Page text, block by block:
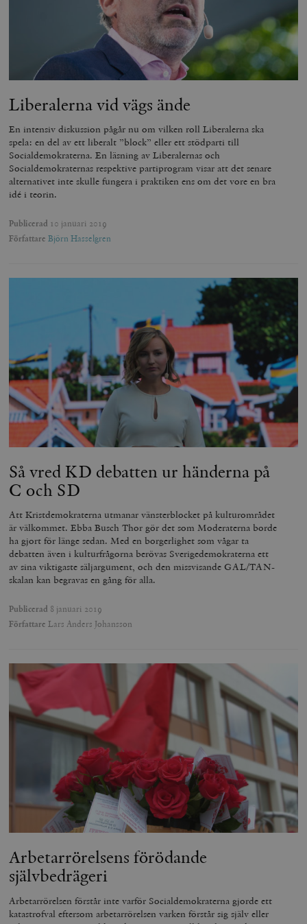
Liberalerna vid vägs ände
En intensiv diskussion pågår nu om vilken roll Liberalerna ska
spela: en del av ett liberalt ”block” eller ett stödparti till
Socialdemokraterna. En läsning av Liberalernas och
Socialdemokraternas respektive partiprogram visar att det senare
alternativet inte skulle fungera i praktiken ens om det vore en bra
idé i teorin.
Publicerad 10 januari 2019
Författare Björn Hasselgren
Så vred KD debatten ur händerna på
C och SD
Att Kristdemokraterna utmanar vänsterblocket på kulturområdet
är välkommet. Ebba Busch Thor gör det som Moderaterna borde
ha gjort för länge sedan. Med en borgerlighet som vågar ta
debatten även i kulturfrågorna berövas Sverigedemokraterna ett
av sina viktigaste säljargument, och den missvisande GAL/TAN-
skalan kan begravas en gång för alla.
Publicerad 8 januari 2019
Författare Lars Anders Johansson
Arbetarrörelsens förödande
självbedrägeri
Arbetarrörelsen förstår inte varför Socialdemokraterna gjorde ett
katastrofval eftersom arbetarrörelsen varken förstår sig själv eller